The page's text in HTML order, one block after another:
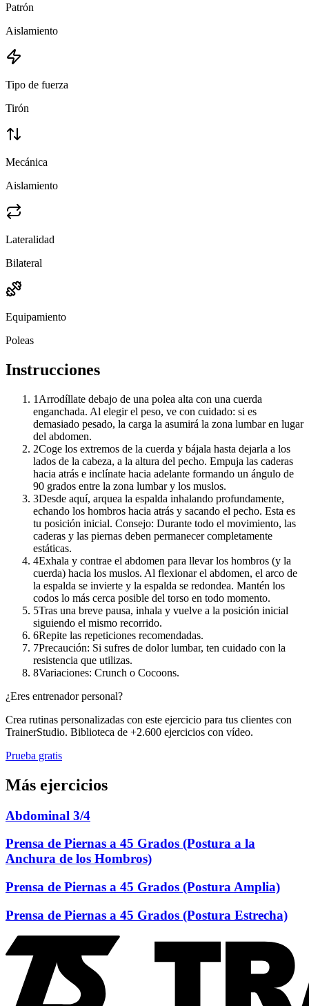
Patrón
Aislamiento
Tipo de fuerza
Tirón
Mecánica
Aislamiento
Lateralidad
Bilateral
Equipamiento
Poleas
Instrucciones
1 Arrodíllate debajo de una polea alta con una cuerda
enganchada. Al elegir el peso, ve con cuidado: si es
demasiado pesado, la carga la asumirá la zona lumbar en lugar
del abdomen.
2Coge los extremos de la cuerda y bájala hasta dejarla a los
lados de la cabeza, a la altura del pecho. Empuja las caderas
hacia atrás e inclínate hacia adelante formando un ángulo de
90 grados entre la zona lumbar y los muslos.
3Desde aquí, arquea la espalda inhalando profundamente,
echando los hombros hacia atrás y sacando el pecho. Esta es
tu posición inicial. Consejo: Durante todo el movimiento, las
caderas y las piernas deben permanecer completamente
estáticas.
4Exhala y contrae el abdomen para llevar los hombros (y la
cuerda) hacia los muslos. Al flexionar el abdomen, el arco de
la espalda se invierte y la espalda se redondea. Mantén los
codos lo más cerca posible del torso en todo momento.
5Tras una breve pausa, inhala y vuelve a la posición inicial
siguiendo el mismo recorrido.
6Repite las repeticiones recomendadas.
7Precaución: Si sufres de dolor lumbar, ten cuidado con la
resistencia que utilizas.
8Variaciones: Crunch o Cocoons.
¿Eres entrenador personal?
Crea rutinas personalizadas con este ejercicio para tus clientes con
TrainerStudio. Biblioteca de +2.600 ejercicios con vídeo.
Prueba gratis
Más ejercicios
Abdominal 3/4
Prensa de Piernas a 45 Grados (Postura a la
Anchura de los Hombros)
Prensa de Piernas a 45 Grados (Postura Amplia)
Prensa de Piernas a 45 Grados (Postura Estrecha)